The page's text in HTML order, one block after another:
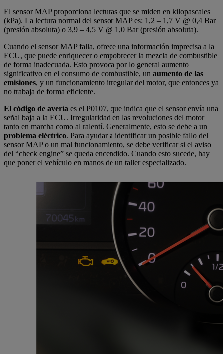
El sensor MAP proporciona lecturas que se miden en kilopascales
(kPa). La lectura normal del sensor MAP es: 1,2 – 1,7 V @ 0,4 Bar
(presión absoluta) o 3,9 – 4,5 V @ 1,0 Bar (presión absoluta).
Cuando el sensor MAP falla, ofrece una información imprecisa a la
ECU, que puede enriquecer o empobrecer la mezcla de combustible
de forma inadecuada. Esto provoca por lo general aumento
significativo en el consumo de combustible, un aumento de las
emisiones, y un funcionamiento irregular del motor, que entonces ya
no trabaja de forma eficiente.
El código de avería es el P0107, que indica que el sensor envía una
señal baja a la ECU. Irregularidad en las revoluciones del motor
tanto en marcha como al ralentí. Generalmente, esto se debe a un
problema eléctrico. Para ayudar a identificar un posible fallo del
sensor MAP o un mal funcionamiento, se debe verificar si el aviso
del “check engine” se queda encendido. Cuando esto sucede, hay
que poner el vehículo en manos de un taller especializado.